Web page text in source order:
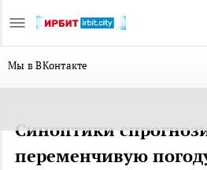
Мы в ВКонтакте
Синоптики
переменчивую